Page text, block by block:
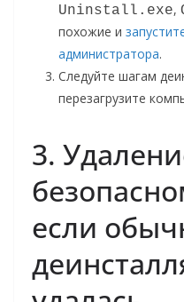
Uninstall.exe,
похожие и
администратора.
Следуйте шагам
перезагрузите
3.
если